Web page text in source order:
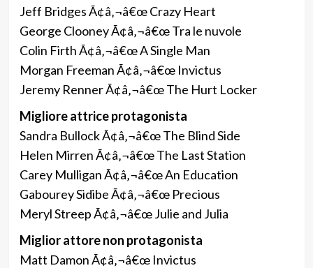
Jeff Bridges Ã¢â‚¬â€œ Crazy Heart
George Clooney Ã¢â‚¬â€œ Tra le nuvole
Colin Firth Ã¢â‚¬â€œ A Single Man
Morgan Freeman Ã¢â‚¬â€œ Invictus
Jeremy Renner Ã¢â‚¬â€œ The Hurt Locker
Migliore attrice protagonista
Sandra Bullock Ã¢â‚¬â€œ The Blind Side
Helen Mirren Ã¢â‚¬â€œ The Last Station
Carey Mulligan Ã¢â‚¬â€œ An Education
Gabourey Sidibe Ã¢â‚¬â€œ Precious
Meryl Streep Ã¢â‚¬â€œ Julie and Julia
Miglior attore non protagonista
Matt Damon Ã¢â‚¬â€œ Invictus